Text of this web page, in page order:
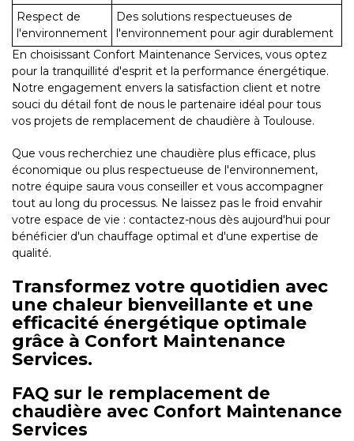
Respect de
l'environnement
Des solutions respectueuses de
l'environnement pour agir durablement
En choisissant Confort Maintenance Services, vous optez
pour la tranquillité d'esprit et la performance énergétique.
Notre engagement envers la satisfaction client et notre
souci du détail font de nous le partenaire idéal pour tous
vos projets de remplacement de chaudière à Toulouse.
Que vous recherchiez une chaudière plus efficace, plus
économique ou plus respectueuse de l'environnement,
notre équipe saura vous conseiller et vous accompagner
tout au long du processus. Ne laissez pas le froid envahir
votre espace de vie : contactez-nous dès aujourd'hui pour
bénéficier d'un chauffage optimal et d'une expertise de
qualité.
Transformez votre quotidien avec
une chaleur bienveillante et une
efficacité énergétique optimale
grâce à Confort Maintenance
Services.
FAQ sur le remplacement de
chaudière avec Confort Maintenance
Services